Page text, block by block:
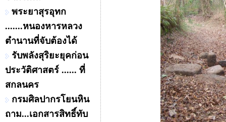
พระยาสุรอุทก
.......หนองหารหลวง
ตำนานที่จับต้องได้
รับพลังสุริยะยุคก่อน
ประวัติศาสตร์ ...... ที่
สกลนคร
กรมศิลปากรโยนหิน
ถาม...เอกสารสิทธิ์ทับ